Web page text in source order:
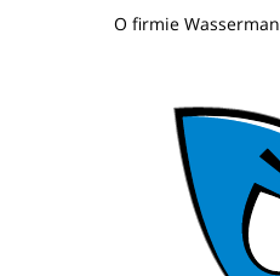
O firmie Wasserman